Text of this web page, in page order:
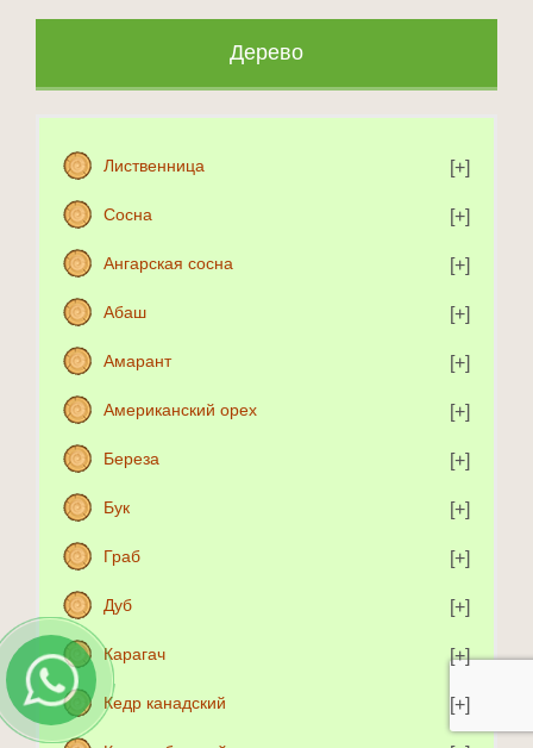
Дерево
Лиственница
Сосна
Ангарская сосна
Абаш
Амарант
Американский орех
Береза
Бук
Граб
Дуб
Карагач
Кедр канадский